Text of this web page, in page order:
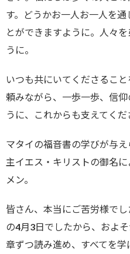
す。どうかお一人お一人を
とができますように。人々
うに。
いつも共にいてくださるこ
頼みながら、一歩一歩、信
うに、これからも支えてくだ
マタイの福音書の学びが与え
主イエス・キリストの御名
メン。
皆さん、本当にご苦労様で
の4月3日でしたから、およ
章ずつ読み進め、すべてを学